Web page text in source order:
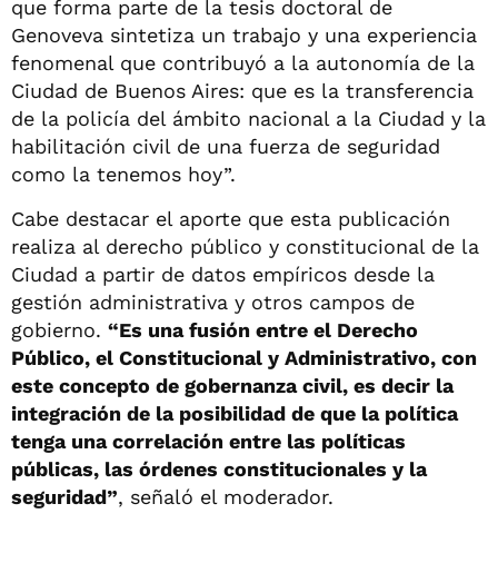
que forma parte de la tesis doctoral de
Genoveva sintetiza un trabajo y una experiencia
fenomenal que contribuyó a la autonomía de la
Ciudad de Buenos Aires: que es la transferencia
de la policía del ámbito nacional a la Ciudad y la
habilitación civil de una fuerza de seguridad
como la tenemos hoy”.
Cabe destacar el aporte que esta publicación
realiza al derecho público y constitucional de la
Ciudad a partir de datos empíricos desde la
gestión administrativa y otros campos de
gobierno. “Es una fusión entre el Derecho
Público, el Constitucional y Administrativo, con
este concepto de gobernanza civil, es decir la
integración de la posibilidad de que la política
tenga una correlación entre las políticas
públicas, las órdenes constitucionales y la
seguridad”, señaló el moderador.